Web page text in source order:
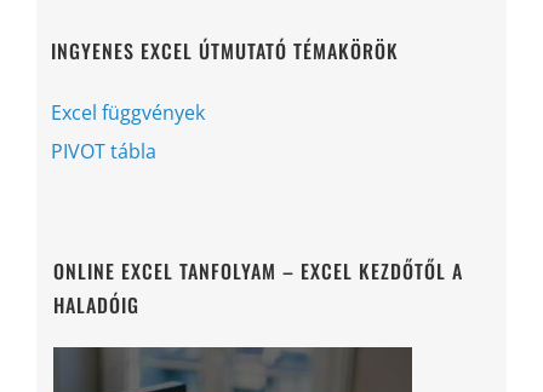
INGYENES EXCEL ÚTMUTATÓ TÉMAKÖRÖK
Excel függvények
PIVOT tábla
ONLINE EXCEL TANFOLYAM – EXCEL KEZDŐTŐL A
HALADÓIG